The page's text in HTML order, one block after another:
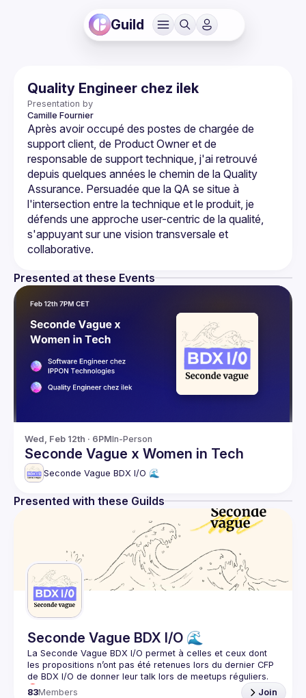
Guild
Quality Engineer chez ilek
Presentation by
Camille Fournier
Après avoir occupé des postes de chargée de
support client, de Product Owner et de
responsable de support technique, j'ai retrouvé
depuis quelques années le chemin de la Quality
Assurance. Persuadée que la QA se situe à
l'intersection entre la technique et le produit, je
défends une approche user-centric de la qualité,
s'appuyant sur une vision transversale et
Presented at these Events
Wed, Feb 12th · 6PMIn-Person
Seconde Vague x Women in Tech
Seconde Vague BDX I/O 🌊
Presented with these Guilds
Seconde Vague BDX I/O 🌊
La Seconde Vague BDX I/O permet à celles et ceux dont
les propositions n’ont pas été retenues lors du dernier CFP
de BDX I/O de donner leur talk lors de meetups réguliers.
🎯 L’objectif est de mettre en lumière des sujets variés,
83Members Join